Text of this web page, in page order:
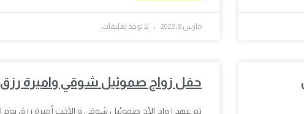
مارس 8, 2022 لا توجد تعليقات
حفل زواج صموئيل شوقي واميرة رزق